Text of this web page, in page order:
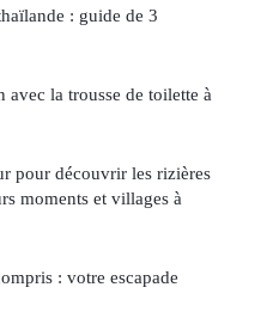
: guide de 3
avec la trousse de toilette à
pour découvrir les rizières
moments et villages à
: votre escapade